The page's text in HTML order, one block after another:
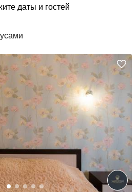
даты и гостей